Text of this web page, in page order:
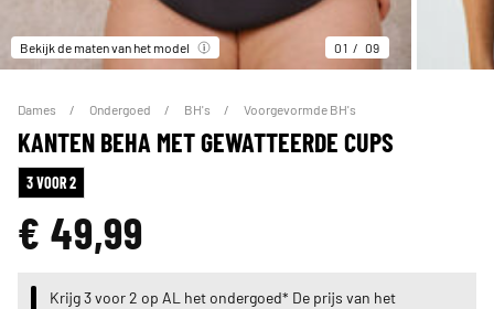
Bekijk de maten van het model 01 09
Dames Ondergoed BH's Voorgevormde BH's
KANTEN BEHA MET GEWATTEERDE CUPS
3 VOOR 2
€ 49,99
Krijg 3 voor 2 op AL het ondergoed* De prijs van het